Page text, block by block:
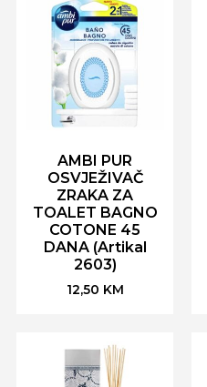
AMBI PUR
OSVJEŽIVAČ
ZRAKA ZA
TOALET BAGNO
COTONE 45
DANA (Artikal
2603)
12,50 KM